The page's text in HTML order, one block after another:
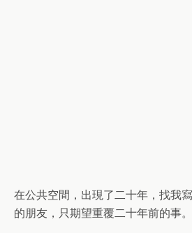
在公共空間，出現了二十年，找我
的朋友，只期望重覆二十年前的事。